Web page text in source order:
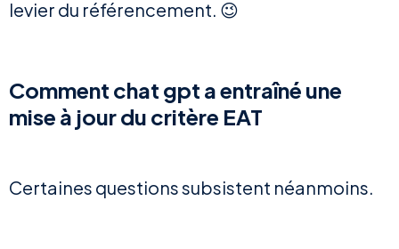
levier du référencement. 😉
Comment chat gpt a entraîné une
mise à jour du critère EAT
Certaines questions subsistent néanmoins.